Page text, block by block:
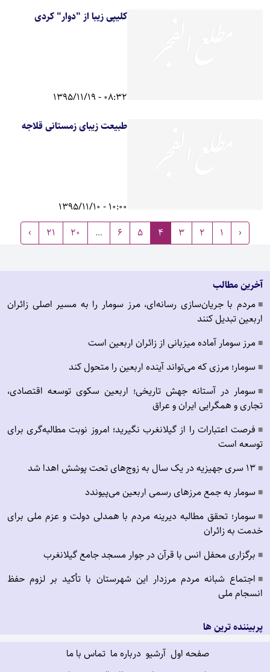
کلیپی زیبا از "دوار" کردی
08:32 - 1395/11/19
طبیعت زیبای زمستانی قلاجه
10:00 - 1395/11/10
‹
1
2
3
4
5
6
...
20
21
›
آخرین مطالب
■ مردم با جریان‌سازی رسانه‌ای، مرز سومار را به مسیر اصلی زائران
اربعین تبدیل کنند
■ مرز سومار آماده میزبانی از زائران اربعین است
■ سومار؛ مرزی که می‌تواند آینده اربعین را متحول کند
■ سومار در آستانه جهش تاریخی؛ اربعین سکوی توسعه اقتصادی،
تجاری و همگرایی ایران و عراق
■ فرصت اعتبارات را از گیلانغرب نگیرید؛ امروز نوبت مطالبه‌گری برای
توسعه است
■ ۱۳ سری جهیزیه در یک سال به زوج‌های تحت پوشش اهدا شد
■ سومار به جمع مرزهای رسمی اربعین می‌پیوندد
■ سومار؛ تحقق مطالبه دیرینه مردم با همدلی دولت و عزم ملی برای
خدمت به زائران
■ برگزاری محفل انس با قرآن در جوار مسجد جامع گیلانغرب
■ اجتماع شبانه مردم مرزدار این شهرستان با تأکید بر لزوم حفظ
انسجام ملی
پربیننده ترین ها
صفحه اول آرشیو درباره ما تماس با ما